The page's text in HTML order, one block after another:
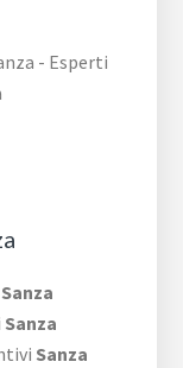
Sanza
Sanza
Sanza